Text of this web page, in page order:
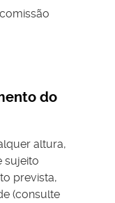
do
altura,
sujeito
prevista,
(consulte